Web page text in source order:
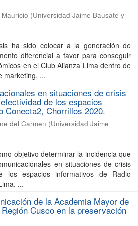
(Universidad Jaime Bausate y
ha sido colocar a la generación de
diferencial a favor para conseguir
en el Club Alianza Lima dentro de
marketing, ...
en situaciones de crisis
de los espacios
Conecta2, Chorrillos 2020.
del Carmen (Universidad Jaime
objetivo determinar la incidencia que
en situaciones de crisis
los espacios informativos de Radio
...
de la Academia Mayor de
Cusco en la preservación